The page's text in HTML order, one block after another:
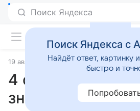
Поиск Яндекса
19 августа 2024 Статьи
4 самых
знака зодиака:
Поиск Яндекса с
Найдёт ответ, картинку
быстро и